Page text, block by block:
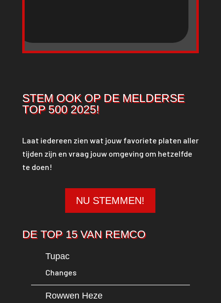
STEM OOK OP DE MELDERSE
TOP 500 2025!
Laat iedereen zien wat jouw favoriete platen aller
tijden zijn en vraag jouw omgeving om hetzelfde
te doen!
NU STEMMEN!
DE TOP 15 VAN REMCO
Tupac
Changes
Rowwen Heze